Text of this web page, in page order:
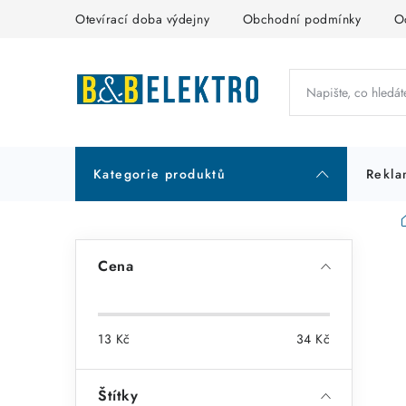
Otevírací doba výdejny Obchodní podmínky
Kategorie produktů
t
Cena
13 Kč 34 Kč
Štítky